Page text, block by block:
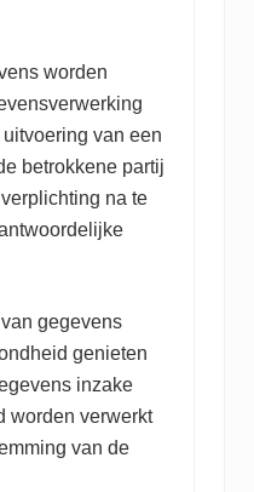
worden
van een
betrokkene partij
na te
gegevens
genieten
inzake
worden verwerkt
van de